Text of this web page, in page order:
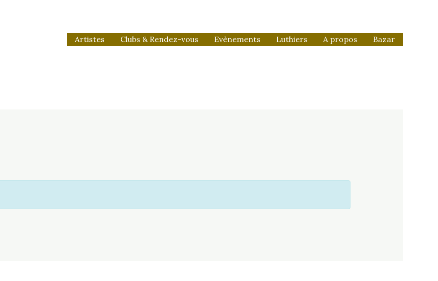
Artistes Clubs & Rendez-vous Evènements Luthiers A propos Bazar